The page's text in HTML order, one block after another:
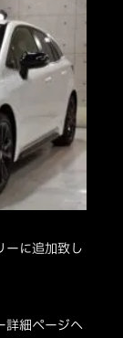
ーに追加致し
詳細ページへ